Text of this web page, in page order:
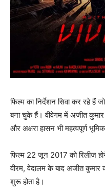
फिल्‍म का निर्देशन सिवा कर रहे
बना चुके हैं। वीवेगम में अजीत
और अक्षरा हासन भी महत्‍वपूर्ण
फिल्‍म 22 जून 2017 को रिलीज
वीरम, वेदालम के बाद अजीत कुमार
शुरू होता है।